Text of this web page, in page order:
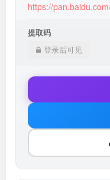
https://
提取码
登录后可见